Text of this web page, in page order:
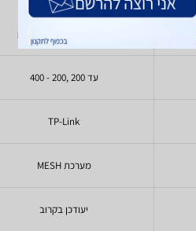
(
6
)
₪
עד 200 ,200 - 400
TP-Link
מערכת MESH
יעודכן בקרוב